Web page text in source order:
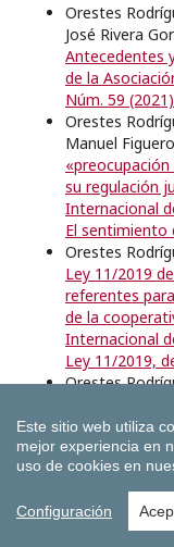
Orestes
José Rivera
Antecedentes
de la
Núm. 59
Orestes
Manuel
su regulación
Internacional
El sentimiento
Orestes
Ley 11/2019
referentes
de la
Internacional
Ley 11/2019,
Orestes
realidades y
legal vigente,
Derecho
Orestes
Realidad y
por medios
Este sitio web utiliza
mejor experiencia en
uso de cookies en
Configuración